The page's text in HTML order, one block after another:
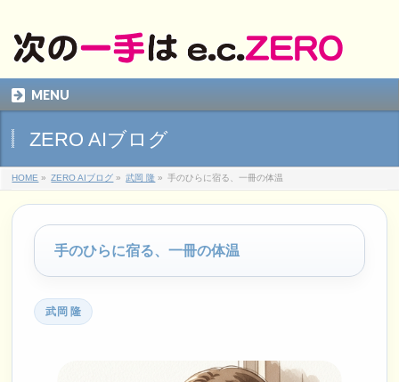
MENU
ZERO AIブログ
HOME » ZERO AIブログ » 武岡 隆 » 手のひらに宿る、一冊の体温
手のひらに宿る、一冊の体温
武岡 隆